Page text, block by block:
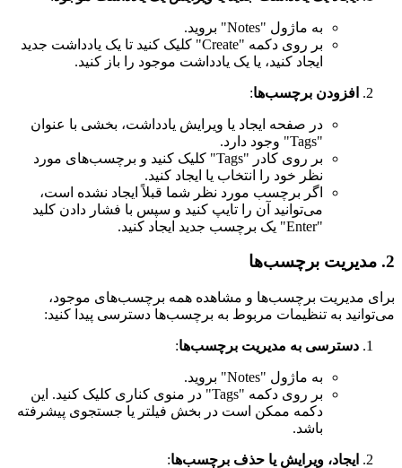
به ماژول "Notes" بروید.
بر روی دکمه "Create" کلیک کنید تا یک یادداشت جدید
ایجاد کنید، یا یک یادداشت موجود را باز کنید.
افزودن برچسب‌ها:
در صفحه ایجاد یا ویرایش یادداشت، بخشی با عنوان
"Tags" وجود دارد.
بر روی کادر "Tags" کلیک کنید و برچسب‌های مورد
نظر خود را انتخاب یا ایجاد کنید.
اگر برچسب مورد نظر شما قبلاً ایجاد نشده است،
می‌توانید آن را تایپ کنید و سپس با فشار دادن کلید
"Enter" یک برچسب جدید ایجاد کنید.
2. مدیریت برچسب‌ها
برای مدیریت برچسب‌ها و مشاهده همه برچسب‌های موجود،
می‌توانید به تنظیمات مربوط به برچسب‌ها دسترسی پیدا کنید:
دسترسی به مدیریت برچسب‌ها:
به ماژول "Notes" بروید.
بر روی دکمه "Tags" در منوی کناری کلیک کنید. این
دکمه ممکن است در بخش فیلتر یا جستجوی پیشرفته
باشد.
ایجاد، ویرایش یا حذف برچسب‌ها: